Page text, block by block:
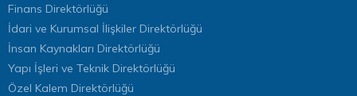
Finans Direktörlüğü
İdari ve Kurumsal İlişkiler Direktörlüğü
İnsan Kaynakları Direktörlüğü
Yapı İşleri ve Teknik Direktörlüğü
Özel Kalem Direktörlüğü